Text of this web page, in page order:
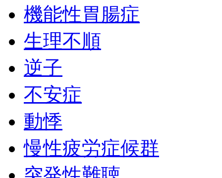
機能性胃腸症
生理不順
逆子
不安症
動悸
慢性疲労症候群